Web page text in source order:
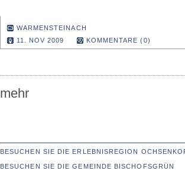
WARMENSTEINACH
11. NOV 2009
KOMMENTARE (0)
mehr
BESUCHEN SIE DIE ERLEBNISREGION
BESUCHEN SIE DIE GEMEINDE BISCHOFSGRÜN